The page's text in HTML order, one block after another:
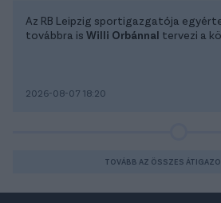
Az RB Leipzig sportigazgatója
továbbra is Willi Orbánnal tervezi a
2026-08-07 18:20
TOVÁBB AZ ÖSSZES